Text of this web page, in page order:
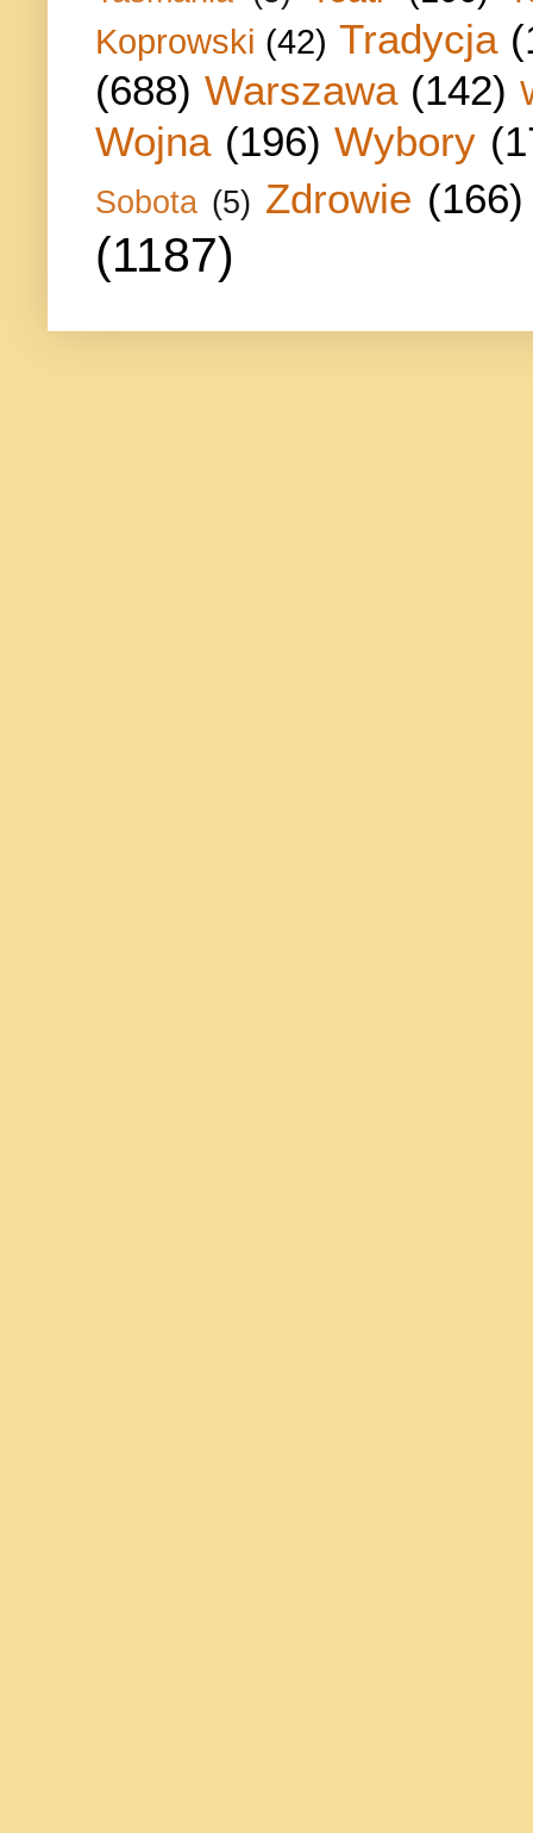
Koprowski (42) Tradycja
(688) Warszawa (142)
Wojna (196) Wybory
Sobota (5) Zdrowie (166)
(1187)